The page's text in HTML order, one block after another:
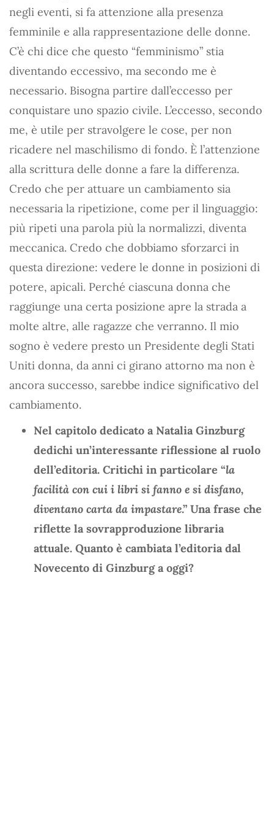
negli eventi, si fa attenzione alla presenza
femminile e alla rappresentazione delle donne.
C’è chi dice che questo “femminismo” stia
diventando eccessivo, ma secondo me è
necessario. Bisogna partire dall’eccesso per
conquistare uno spazio civile. L’eccesso, secondo
me, è utile per stravolgere le cose, per non
ricadere nel maschilismo di fondo. È l’attenzione
alla scrittura delle donne a fare la differenza.
Credo che per attuare un cambiamento sia
necessaria la ripetizione, come per il linguaggio:
più ripeti una parola più la normalizzi, diventa
meccanica. Credo che dobbiamo sforzarci in
questa direzione: vedere le donne in posizioni di
potere, apicali. Perché ciascuna donna che
raggiunge una certa posizione apre la strada a
molte altre, alle ragazze che verranno. Il mio
sogno è vedere presto un Presidente degli Stati
Uniti donna, da anni ci girano attorno ma non è
ancora successo, sarebbe indice significativo del
cambiamento.
Nel capitolo dedicato a Natalia Ginzburg
dedichi un’interessante riflessione al ruolo
dell’editoria. Critichi in particolare “la
facilità con cui i libri si fanno e si disfano,
diventano carta da impastare.” Una frase che
riflette la sovrapproduzione libraria
attuale. Quanto è cambiata l’editoria dal
Novecento di Ginzburg a oggi?